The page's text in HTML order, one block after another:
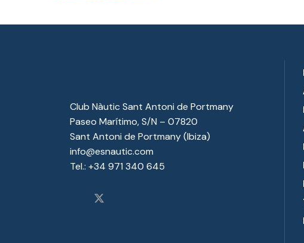
Club Nàutic Sant Antoni de Portmany
Paseo Marítimo, S/N – 07820
Sant Antoni de Portmany (Ibiza)
info@esnautic.com
Tel.: +34 971 340 645